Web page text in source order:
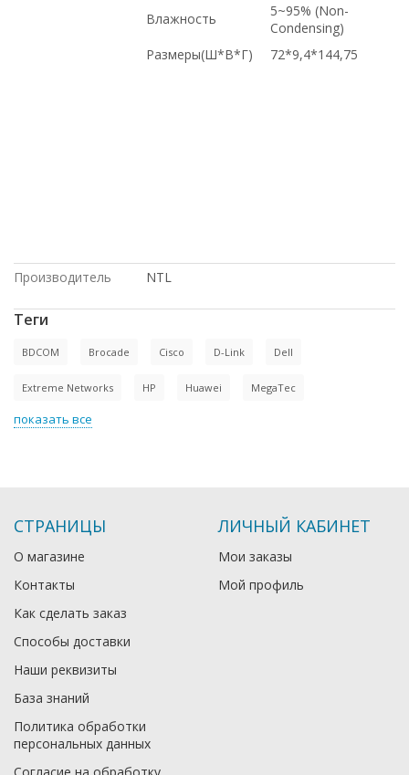
Влажность
5~95% (Non-
Condensing)
Размеры(Ш*В*Г)
72*9,4*144,75
Производитель
NTL
Теги
BDCOM Brocade Cisco D-Link Dell
Extreme Networks HP Huawei MegaTec
показать все
СТРАНИЦЫ
О магазине
Контакты
Как сделать заказ
Способы доставки
Наши реквизиты
База знаний
Политика обработки
персональных данных
ЛИЧНЫЙ КАБИНЕТ
Мои заказы
Мой профиль